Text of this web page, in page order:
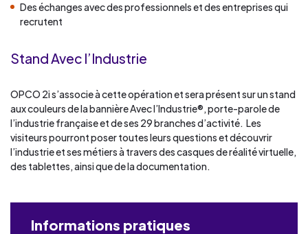
Des échanges avec des professionnels et des entreprises qui
recrutent
Stand Avec l’Industrie
OPCO 2i s’associe à cette opération et sera présent sur un stand
aux couleurs de la bannière Avec l’Industrie®, porte-parole de
l’industrie française et de ses 29 branches d’activité. Les
visiteurs pourront poser toutes leurs questions et découvrir
l’industrie et ses métiers à travers des casques de réalité virtuelle,
des tablettes, ainsi que de la documentation.
Informations pratiques